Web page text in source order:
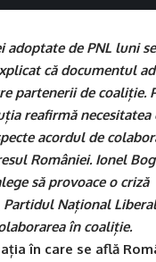
adoptate de PNL luni
că documentul
partenerii de coaliție.
reafirmă necesitatea
acordul de
României. Ionel
să provoace o criză
Național
în coaliție.
în care se află